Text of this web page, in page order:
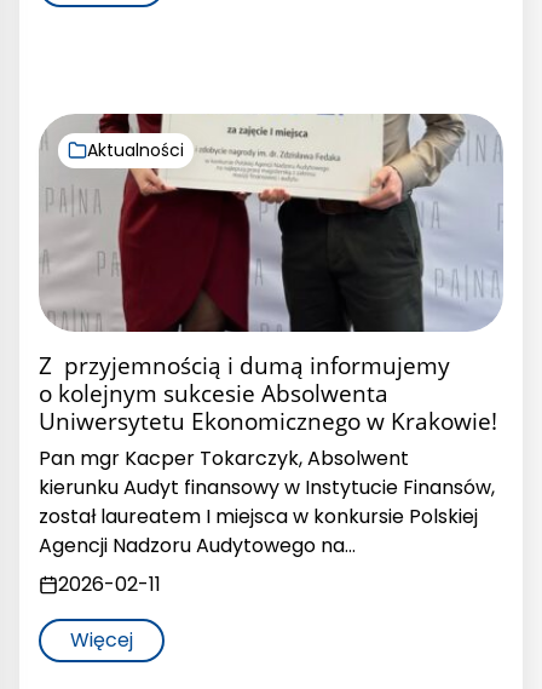
Z przyjemnością i dumą informujemy
o kolejnym sukcesie Absolwenta
Uniwersytetu Ekonomicznego w Krakowie!
Pan mgr Kacper Tokarczyk, Absolwent
kierunku Audyt finansowy w Instytucie Finansów,
został laureatem I miejsca w konkursie Polskiej
Agencji Nadzoru Audytowego na…
2026-02-11
Aktualności
Więcej